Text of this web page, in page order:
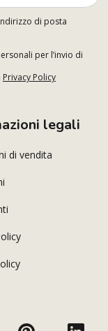
di posta
per l’invio di
Privacy Policy
legali
di vendita